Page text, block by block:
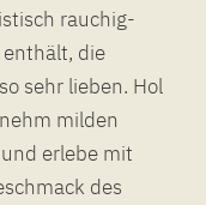
rauchig-
die
sehr lieben. Hol
milden
erlebe mit
des